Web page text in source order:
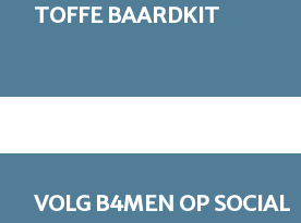
TOFFE BAARDKIT
VOLG B4MEN OP SOCIAL